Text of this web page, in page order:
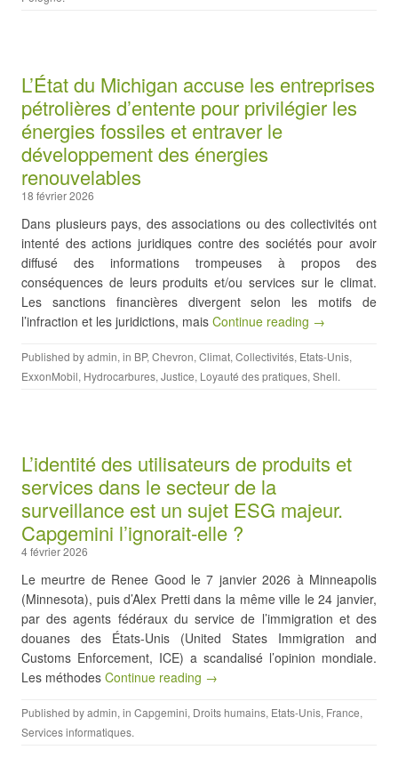
L’État du Michigan accuse les entreprises
pétrolières d’entente pour privilégier les
énergies fossiles et entraver le
développement des énergies
renouvelables
18 février 2026
Dans plusieurs pays, des associations ou des collectivités ont
intenté des actions juridiques contre des sociétés pour avoir
diffusé des informations trompeuses à propos des
conséquences de leurs produits et/ou services sur le climat.
Les sanctions financières divergent selon les motifs de
l’infraction et les juridictions, mais Continue reading →
Published byadmin, in BP, Chevron, Climat, Collectivités, Etats-Unis,
ExxonMobil, Hydrocarbures, Justice, Loyauté des pratiques, Shell.
L’identité des utilisateurs de produits et
services dans le secteur de la
surveillance est un sujet ESG majeur.
Capgemini l’ignorait-elle ?
4 février 2026
Le meurtre de Renee Good le 7 janvier 2026 à Minneapolis
(Minnesota), puis d’Alex Pretti dans la même ville le 24 janvier,
par des agents fédéraux du service de l’immigration et des
douanes des États-Unis (United States Immigration and
Customs Enforcement, ICE) a scandalisé l’opinion mondiale.
Les méthodes Continue reading →
Published byadmin, in Capgemini, Droits humains, Etats-Unis, France,
Services informatiques.